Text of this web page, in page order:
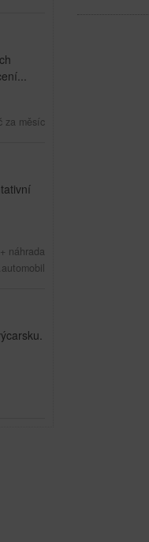
za měsíc
náhrada